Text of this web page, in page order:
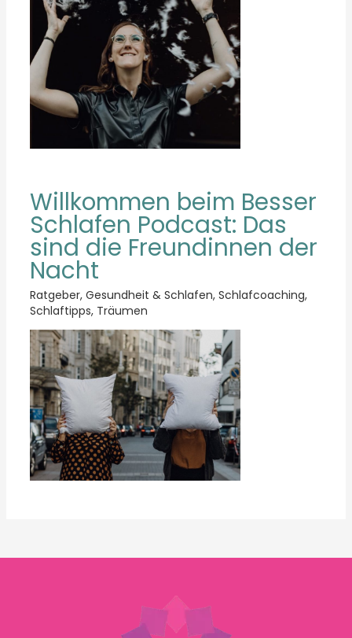
Willkommen beim Besser
Schlafen Podcast: Das
sind die Freundinnen der
Nacht
Ratgeber, Gesundheit & Schlafen, Schlafcoaching,
Schlaftipps, Träumen